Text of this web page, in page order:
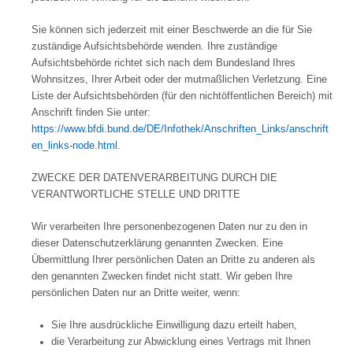
Sie können sich jederzeit mit einer Beschwerde an die für Sie
zuständige Aufsichtsbehörde wenden. Ihre zuständige
Aufsichtsbehörde richtet sich nach dem Bundesland Ihres
Wohnsitzes, Ihrer Arbeit oder der mutmaßlichen Verletzung. Eine
Liste der Aufsichtsbehörden (für den nichtöffentlichen Bereich) mit
Anschrift finden Sie unter:
https://www.bfdi.bund.de/DE/Infothek/Anschriften_Links/anschrift
en_links-node.html .
ZWECKE DER DATENVERARBEITUNG DURCH DIE
VERANTWORTLICHE STELLE UND DRITTE
Wir verarbeiten Ihre personenbezogenen Daten nur zu den in
dieser Datenschutzerklärung genannten Zwecken. Eine
Übermittlung Ihrer persönlichen Daten an Dritte zu anderen als
den genannten Zwecken findet nicht statt. Wir geben Ihre
persönlichen Daten nur an Dritte weiter, wenn:
Sie Ihre ausdrückliche Einwilligung dazu erteilt haben,
die Verarbeitung zur Abwicklung eines Vertrags mit Ihnen